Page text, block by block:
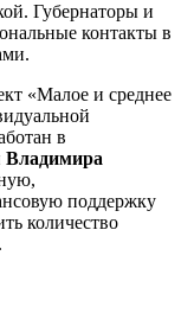
Губернаторы и
контакты в
«Малое и среднее
в
Владимира
поддержку
количество